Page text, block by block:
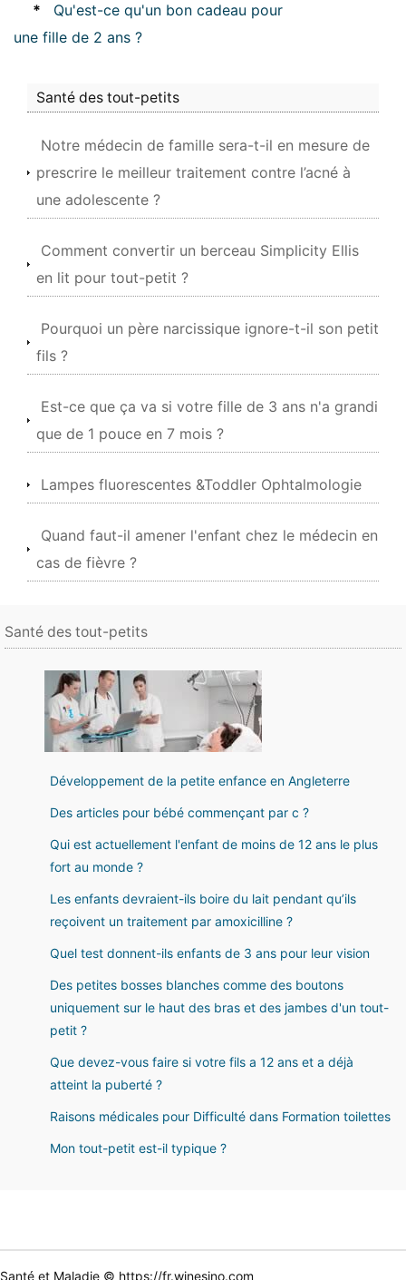
*
Qu'est-ce qu'un bon cadeau pour
une fille de 2 ans ?
Santé des tout-petits
Notre médecin de famille sera-t-il en mesure de
prescrire le meilleur traitement contre l’acné à
une adolescente ?
Comment convertir un berceau Simplicity Ellis
en lit pour tout-petit ?
Pourquoi un père narcissique ignore-t-il son petit
fils ?
Est-ce que ça va si votre fille de 3 ans n'a grandi
que de 1 pouce en 7 mois ?
Lampes fluorescentes &Toddler Ophtalmologie
Quand faut-il amener l'enfant chez le médecin en
cas de fièvre ?
Santé des tout-petits
Développement de la petite enfance en Angleterre
Des articles pour bébé commençant par c ?
Qui est actuellement l'enfant de moins de 12 ans le plus
fort au monde ?
Les enfants devraient-ils boire du lait pendant qu’ils
reçoivent un traitement par amoxicilline ?
Quel test donnent-ils enfants de 3 ans pour leur vision
Des petites bosses blanches comme des boutons
uniquement sur le haut des bras et des jambes d'un tout-
petit ?
Que devez-vous faire si votre fils a 12 ans et a déjà
atteint la puberté ?
Raisons médicales pour Difficulté dans Formation toilettes
Mon tout-petit est-il typique ?
Santé et Maladie © https://fr.winesino.com